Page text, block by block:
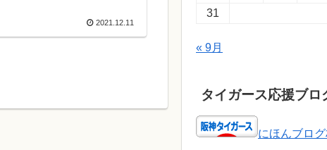
2021.12.11
31
« 9月
タイガース応援ブロ
にほんブロ